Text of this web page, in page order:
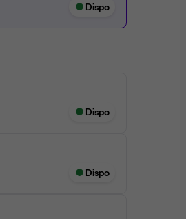
Dispo
Dispo
Dispo